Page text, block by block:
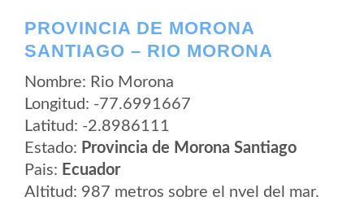
PROVINCIA DE MORONA
SANTIAGO – RIO MORONA
Nombre: Rio Morona
Longitud: -77.6991667
Latitud: -2.8986111
Estado: Provincia de Morona Santiago
Pais: Ecuador
Altitud: 987 metros sobre el nvel del mar.